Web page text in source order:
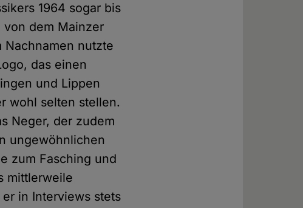
1964 sogar bis
dem Mainzer
Nachnamen nutzte
das einen
und Lippen
wohl selten stellen.
Neger, der zudem
ungewöhnlichen
zum Fasching und
mittlerweile
in Interviews stets